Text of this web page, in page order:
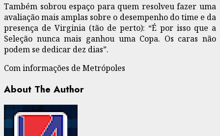
Também sobrou espaço para quem resolveu fazer uma
avaliação mais amplas sobre o desempenho do time e da
presença de Virginia (tão de perto): “É por isso que a
Seleção nunca mais ganhou uma Copa. Os caras não
podem se dedicar dez dias”.
Com informações de Metrópoles
About The Author